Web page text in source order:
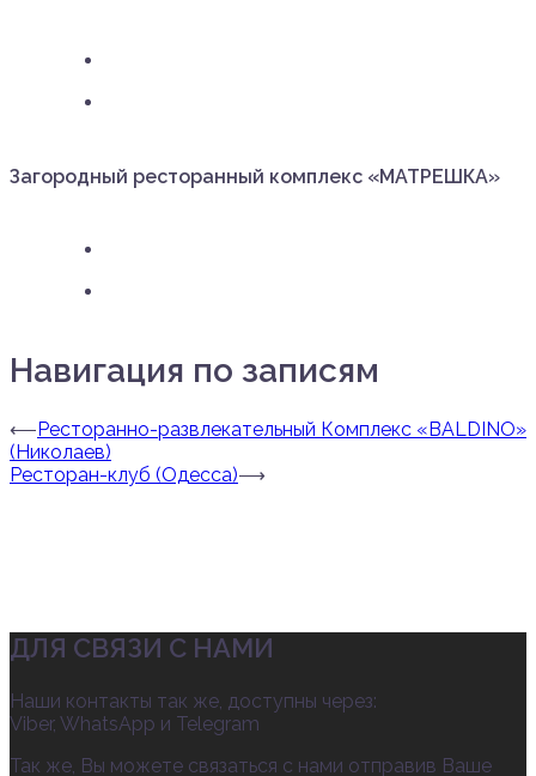
Загородный ресторанный комплекс «МАТРЕШКА»
Навигация по записям
⟵Ресторанно-развлекательный Комплекс «BALDINO»
(Николаев)
Ресторан-клуб (Одесса)⟶
ДЛЯ СВЯЗИ С НАМИ
Наши контакты так же, доступны через:
Viber, WhatsApp и Telegram
Так же, Вы можете связаться с нами отправив Ваше